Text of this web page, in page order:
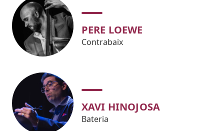
PERE LOEWE
Contrabaix
XAVI HINOJOSA
Bateria